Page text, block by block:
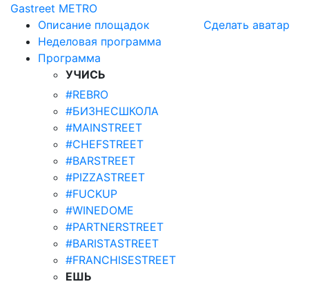
Gastreet METRO
Описание площадок
Неделовая программа
Программа
УЧИСЬ
#REBRO
#БИЗНЕСШКОЛА
#MAINSTREET
#CHEFSTREET
#BARSTREET
#PIZZASTREET
#FUCKUP
#WINEDOME
#PARTNERSTREET
#BARISTASTREET
#FRANCHISESTREET
ЕШЬ
Сделать аватар